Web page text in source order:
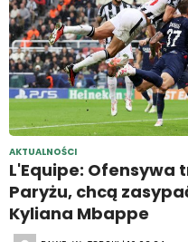
AKTUALNOŚCI
L'Equipe: Ofensywa
Paryżu, chcą
Kyliana Mbappe